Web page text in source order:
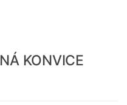
KONVICE